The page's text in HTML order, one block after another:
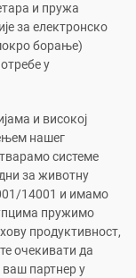
и пружа
за електронско
борање)
у
и високој
нашег
системе
за животну
14001 и имамо
пружимо
продуктивност,
очекивати да
партнер у